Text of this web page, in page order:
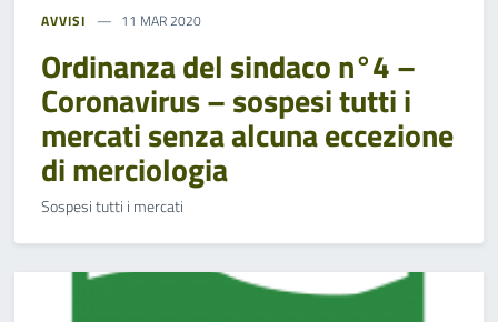
AVVISI 11 MAR 2020
Ordinanza del sindaco n°4 –
Coronavirus – sospesi tutti i
mercati senza alcuna eccezione
di merciologia
Sospesi tutti i mercati